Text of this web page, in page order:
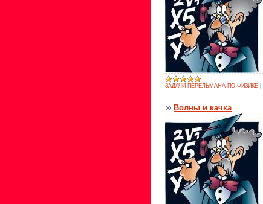
ЗАДАЧИ ПЕРЕЛЬМАНА ПО ФИЗИКЕ
Волны и качка